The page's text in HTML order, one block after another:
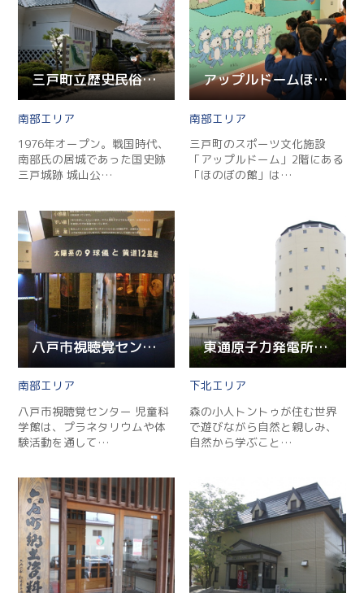
三戸町立歴史民俗資料館・三戸城温故館
南部
1976年オープン。戦国時代、
南部氏の居城であった国史跡
三戸城跡 城山公…
アップルドームほのぼの館
南部
三戸町のスポーツ文化施設
「アップルドーム」2階にある
「ほのぼの館」は…
八戸市視聴覚センター 児童科学館
南部
八戸市視聴覚センター 児童科
学館は、プラネタリウムや体
験活動を通して…
東通原子力発電所PR施設 トントゥビレッジ
下北
森の小人トントゥが住む世界
で遊びながら自然と親しみ、
自然から学ぶこと…